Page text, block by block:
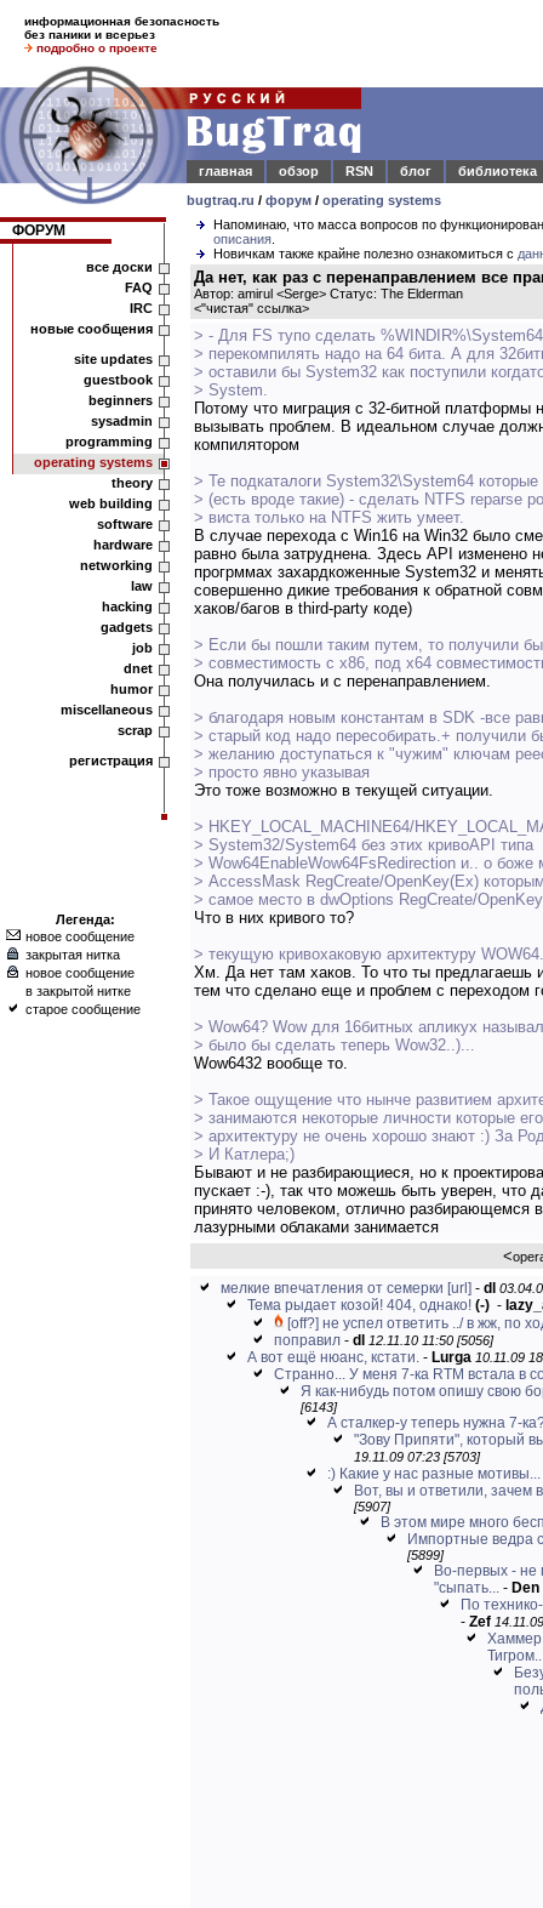
информационная безопасность
без паники и всерьез
подробно о проекте
главная обзор RSN блог
библиотека
bugtraq.ru / форум / operating systems
ФОРУМ
все доски
FAQ
IRC
новые сообщения
site updates
guestbook
beginners
sysadmin
programming
operating systems
theory
web building
software
hardware
networking
law
hacking
gadgets
job
dnet
humor
miscellaneous
scrap
регистрация
Легенда:
новое сообщение
закрытая нитка
новое сообщение
в закрытой нитке
старое сообщение
Напоминаю, что масса вопросов по
описания
Новичкам также крайне полезно ознакомиться с
Да нет, как раз с перенаправлением все
Автор: amirul <Serge> Статус: The Elderman
<"чистая" ссылка>
> - Для FS тупо сделать
> перекомпилять надо на 64 бита. А для
> оставили бы System32 как поступили
> System.
Потому что миграция с 32-битной платформы
вызывать проблем. В идеальном случае
компилятором
> Те подкаталоги System32\System64
> (есть вроде такие) - сделать NTFS reparse
> виста только на NTFS жить умеет.
В случае перехода с Win16 на Win32 было
равно была затруднена. Здесь API изменено
прогрммах захардкоженные System32 и
совершенно дикие требования к обратной
хаков/багов в third-party коде)
> Если бы пошли таким путем, то получили
> совместимость с х86, под х64
Она получилась и с перенаправлением.
> благодаря новым константам в SDK -все
> старый код надо пересобирать.+ получили
> желанию доступаться к "чужим" ключам
> просто явно указывая
Это тоже возможно в текущей ситуации.
> HKEY_LOCAL_MACHINE64/
> System32/System64 без этих кривоAPI типа
> Wow64EnableWow64FsRedirection и.. о
> AccessMask RegCreate/OpenKey(Ex)
> самое место в dwOptions RegCreate/
Что в них кривого то?
> текущую кривохаковую архитектуру
Хм. Да нет там хаков. То что ты предлагаешь
тем что сделано еще и проблем с переходом
> Wow64? Wow для 16битных апликух
> было бы сделать теперь Wow32..)...
Wow6432 вообще то.
> Такое ощущение что нынче развитием
> занимаются некоторые личности которые
> архитектуру не очень хорошо знают :) За
> И Катлера;)
Бывают и не разбирающиеся, но к
пускает :-), так что можешь быть уверен, что
принято человеком, отлично разбирающемся
лазурными облаками занимается
<
мелкие впечатления от семерки [url] - dl
Тема рыдает козой! 404, однако! (-) -
[off?] не успел ответить ../ в жж, по
поправил - dl 12.11.10 11:50 [5056]
А вот ещё нюанс, кстати. - Lurga 10.11.09
Странно... У меня 7-ка RTM встала в
Я как-нибудь потом опишу свою
[6143]
А сталкер-у теперь нужна 7-
"Зову Припяти", который
19.11.09 07:23 [5703]
:) Какие у нас разные мотивы...
Вот, вы и ответили, зачем
[5907]
В этом мире много
Импортные ведра
[5899]
Во-первых - не
"сыпать... - Den
По
- Zef
Хаммер